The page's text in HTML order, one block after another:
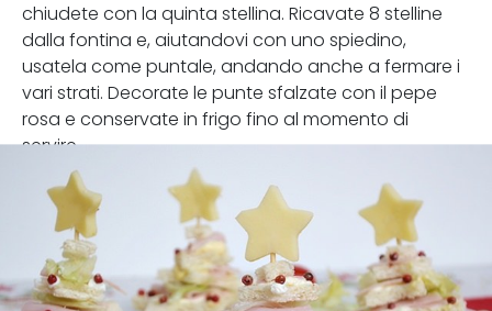
chiudete con la quinta stellina. Ricavate 8 stelline
dalla fontina e, aiutandovi con uno spiedino,
usatela come puntale, andando anche a fermare i
vari strati. Decorate le punte sfalzate con il pepe
rosa e conservate in frigo fino al momento di
servire.